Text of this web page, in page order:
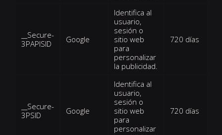
__Secure-
3PAPISID
Google
Identifica al
usuario,
sesión o
sitio web
para
personalizar
la publicidad.
720 días
__Secure-
3PSID
Google
Identifica al
usuario,
sesión o
sitio web
para
personalizar
720 días